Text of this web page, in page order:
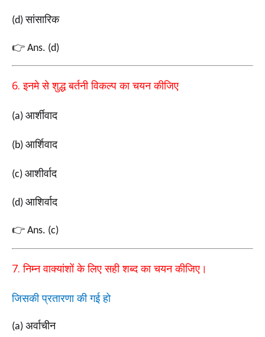
(d)सांसारिक
👉 Ans. (d)
6.इनमे से शुद्ध बर्तनी विकल्प का चयन कीजिए
(a) आर्शीवाद
(b) आर्शिवाद
(c) आशीर्वाद
(d) आशिर्वाद
👉 Ans. (c)
7.निम्न वाक्यांशों के लिए सही शब्द का चयन कीजिए।
जिसकी प्रतारणा की गई हो
(a) अर्वाचीन